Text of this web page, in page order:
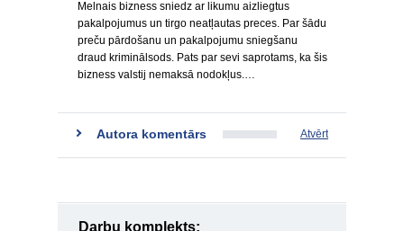
Melnais bizness sniedz ar likumu aizliegtus
pakalpojumus un tirgo neatļautas preces. Par šādu
preču pārdošanu un pakalpojumu sniegšanu
draud kriminālsods. Pats par sevi saprotams, ka šis
bizness valstij nemaksā nodokļus.…
Autora komentārs Atvērt
Darbu komplekts: